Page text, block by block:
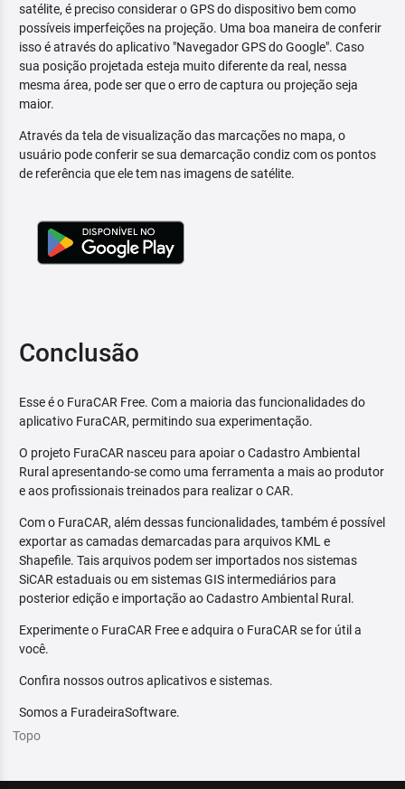
satélite, é preciso considerar o GPS do dispositivo bem como
possíveis imperfeições na projeção. Uma boa maneira de conferir
isso é através do aplicativo "Navegador GPS do Google". Caso
sua posição projetada esteja muito diferente da real, nessa
mesma área, pode ser que o erro de captura ou projeção seja
maior.
Através da tela de visualização das marcações no mapa, o
usuário pode conferir se sua demarcação condiz com os pontos
de referência que ele tem nas imagens de satélite.
Conclusão
Esse é o FuraCAR Free. Com a maioria das funcionalidades do
aplicativo FuraCAR, permitindo sua experimentação.
O projeto FuraCAR nasceu para apoiar o Cadastro Ambiental
Rural apresentando-se como uma ferramenta a mais ao produtor
e aos profissionais treinados para realizar o CAR.
Com o FuraCAR, além dessas funcionalidades, também é possível
exportar as camadas demarcadas para arquivos KML e
Shapefile. Tais arquivos podem ser importados nos sistemas
SiCAR estaduais ou em sistemas GIS intermediários para
posterior edição e importação ao Cadastro Ambiental Rural.
Experimente o FuraCAR Free e adquira o FuraCAR se for útil a
você.
Confira nossos outros aplicativos e sistemas.
Somos a FuradeiraSoftware.
Topo